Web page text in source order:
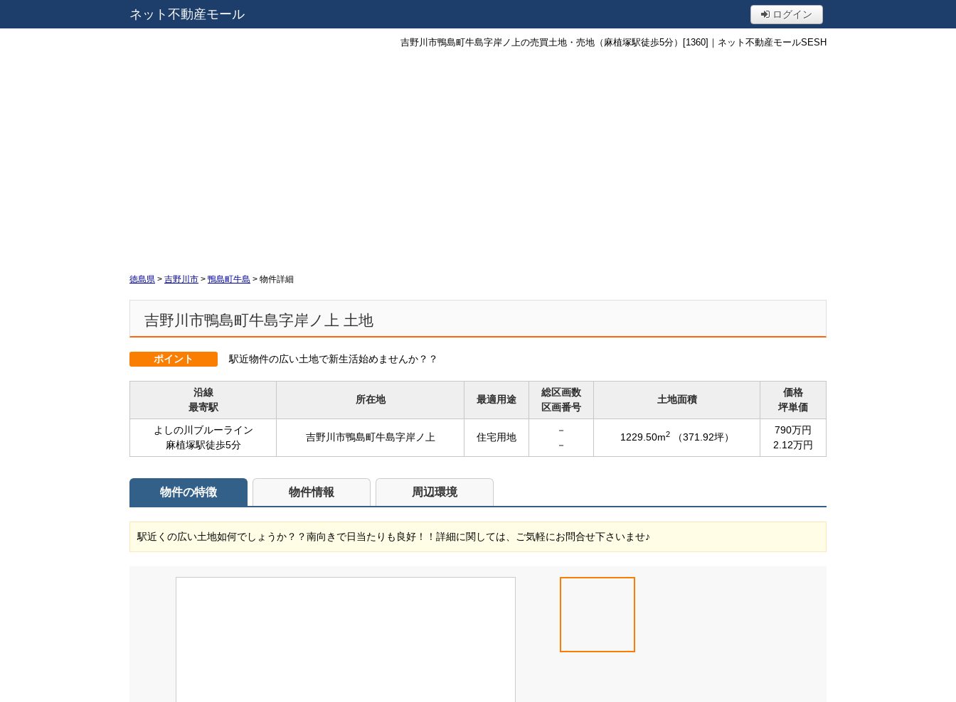
ネット不動産モール ログイン
吉野川市鴨島町牛島字岸ノ上の売買土地・売地（麻植塚駅徒歩5分）[1360]｜ネット不動産モールSESH
徳島県 > 吉野川市 > 鴨島町牛島 > 物件詳細
吉野川市鴨島町牛島字岸ノ上 土地
ポイント 駅近物件の広い土地で新生活始めませんか？？
沿線
最寄駅
所在地 最適用途
総区画数
区画番号
土地面積
価格
坪単価
よしの川ブルーライン
麻植塚駅徒歩5分
吉野川市鴨島町牛島字岸ノ上 住宅用地
－
－
1229.50m2 （371.92坪）
790万円
2.12万円
物件の特徴 物件情報 周辺環境
駅近くの広い土地如何でしょうか？？南向きで日当たりも良好！！詳細に関しては、ご気軽にお問合せ下さいませ♪